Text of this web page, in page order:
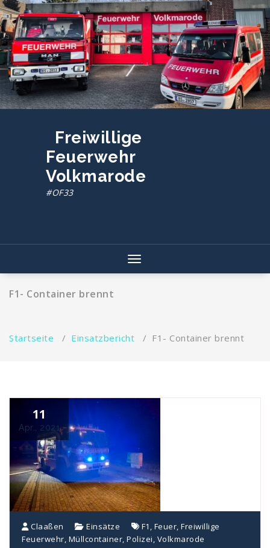
Zum
Inhalt
springen
Freiwillige
Feuerwehr
Volkmarode
#OF33
Toggle navigation
F1- Container brennt
Startseite / Einsatzbericht / F1- Container brennt
11
Apr., 2021
Claaßen Einsätze F1 , Feuer, Freiwillige
Feuerwehr, Müllcontainer, Polizei, Volkmarode